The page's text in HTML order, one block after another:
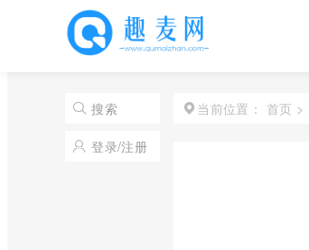
搜索
登录/注册
当前位置： 首页 >